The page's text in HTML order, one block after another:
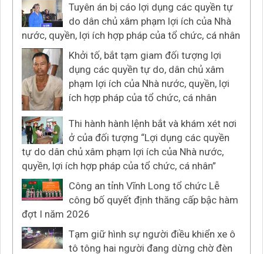
Tuyên án bị cáo lợi dụng các quyền tự
do dân chủ xâm phạm lợi ích của Nhà
nước, quyền, lợi ích hợp pháp của tổ chức, cá nhân
Khởi tố, bắt tạm giam đối tượng lợi
dụng các quyền tự do, dân chủ xâm
phạm lợi ích của Nhà nước, quyền, lợi
ích hợp pháp của tổ chức, cá nhân
Thi hành hành lệnh bắt và khám xét nơi
ở của đối tượng “Lợi dụng các quyền
tự do dân chủ xâm phạm lợi ích của Nhà nước,
quyền, lợi ích hợp pháp của tổ chức, cá nhân”
Công an tỉnh Vĩnh Long tổ chức Lễ
công bố quyết định thăng cấp bậc hàm
đợt I năm 2026
Tạm giữ hình sự người điều khiển xe ô
tô tông hai người đang dừng chờ đèn